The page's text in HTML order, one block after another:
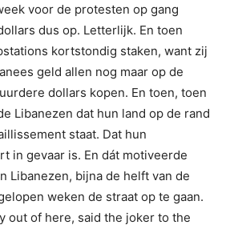
voor de protesten op gang
dus op. Letterlijk. En toen
kortstondig staken, want zij
geld allen nog maar op de
dollars kopen. En toen, toen
Libanezen dat hun land op de rand
staat. Dat hun
in gevaar is. En dát motiveerde
Libanezen, bijna de helft van de
weken de straat op te gaan.
out of here, said the joker to the